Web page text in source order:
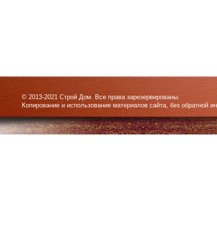
© 2013-2021 Строй Дом. Все права зарезервированы.
Копирование и использование материалов сайта, без обратной